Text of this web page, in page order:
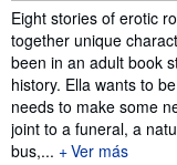
Sinopsis
Eight stories of erotic
together unique
been in an adult book
history. Ella wants to
needs to make some
joint to a funeral, a
bus,...
Ver más